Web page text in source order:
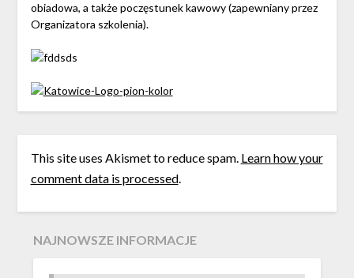
obiadowa, a także poczęstunek kawowy (zapewniany przez
Organizatora szkolenia).
This site uses Akismet to reduce spam. Learn how your
comment data is processed.
NAJNOWSZE INFORMACJE